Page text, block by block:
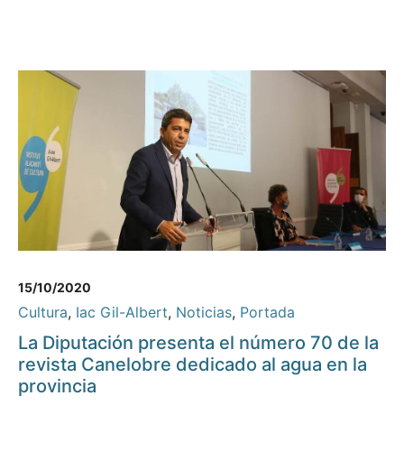
15/10/2020
Cultura, Iac Gil-Albert, Noticias, Portada
La Diputación presenta el número 70 de la
revista Canelobre dedicado al agua en la
provincia